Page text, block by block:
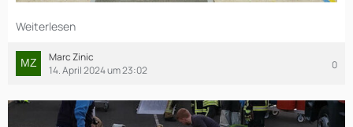
Weiterlesen
Marc Zinic
14. April 2024 um 23:02
0